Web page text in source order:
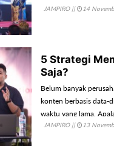
JAMPIRO|| 14
5 Strategi
Saja?
Belum banyak
konten berbasis data-
waktu yang lama.
JAMPIRO|| 13